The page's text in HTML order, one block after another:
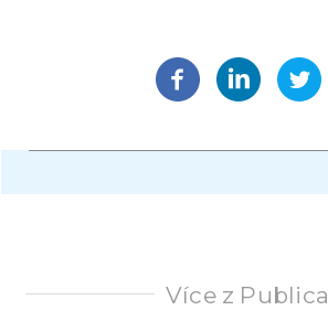
Více z Publica